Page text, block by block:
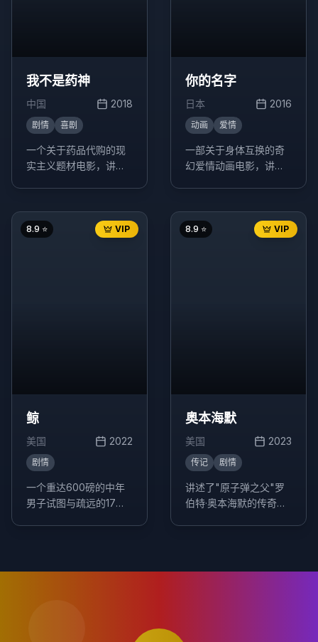
我不是药神
中国 2018
剧情 喜剧
一个关于药品代购的现
实主义题材电影，讲述
一跃成为印度仿制药"格
列宁"独家代理商的故
你的名字
日本 2016
动画 爱情
一部关于身体互换的奇
幻爱情动画电影，讲述
女宫水三叶，在梦中互
换身体的奇妙经历。
VIP
8.9 ⭐
鲸
美国 2022
剧情
一个重达600磅的中年
男子试图与疏远的17岁
VIP
8.9 ⭐
奥本海默
美国 2023
传记 剧情
讲述了"原子弹之父"罗
伯特·奥本海默的传奇人